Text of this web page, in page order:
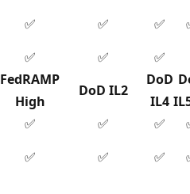
✅ ✅ ✅
✅ ✅
✅
FedRAMP
High
DoD IL2
DoD
IL4
✅ ✅ ✅
✅ ✅ ✅